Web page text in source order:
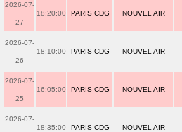
2026-07-
27
18:20:00 PARIS CDG NOUVEL AIR
2026-07-
26
18:10:00 PARIS CDG NOUVEL AIR
2026-07-
25
16:05:00 PARIS CDG NOUVEL AIR
2026-07-
18:35:00 PARIS CDG NOUVEL AIR